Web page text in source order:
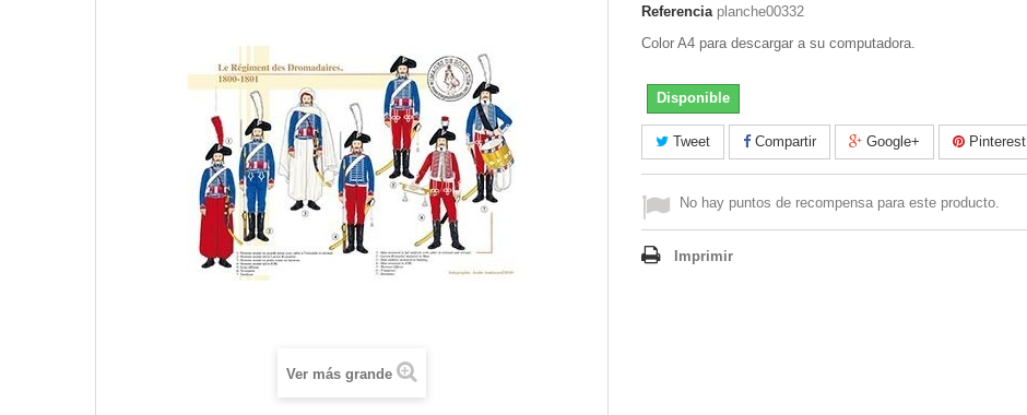
Ver más grande
Referencia planche00332
Color A4 para descargar a su computadora.
Disponible
Tweet Compartir Google+ Pinterest
No hay puntos de recompensa para este producto.
Imprimir